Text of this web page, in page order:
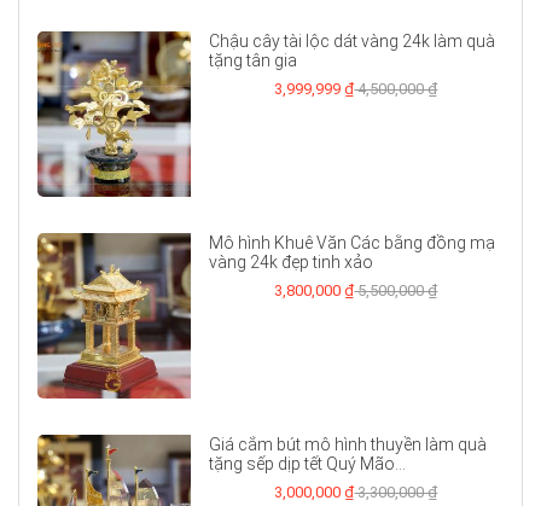
Chậu cây tài lộc dát vàng 24k làm quà
tặng tân gia
3,999,999 ₫4,500,000 ₫
Mô hình Khuê Văn Các bằng đồng mạ
vàng 24k đẹp tinh xảo
3,800,000 ₫5,500,000 ₫
Giá cắm bút mô hình thuyền làm quà
tặng sếp dịp tết Quý Mão...
3,000,000 ₫3,300,000 ₫